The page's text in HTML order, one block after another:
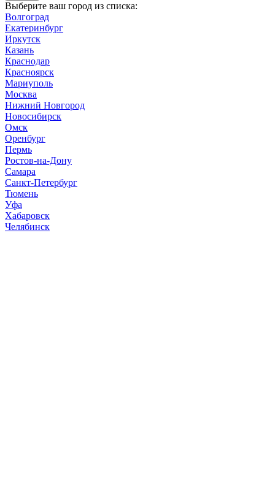
Выберите ваш город из списка:
Волгоград
Екатеринбург
Иркутск
Казань
Краснодар
Красноярск
Мариуполь
Москва
Нижний Новгород
Новосибирск
Омск
Оренбург
Пермь
Ростов-на-Дону
Самара
Санкт-Петербург
Тюмень
Уфа
Хабаровск
Челябинск